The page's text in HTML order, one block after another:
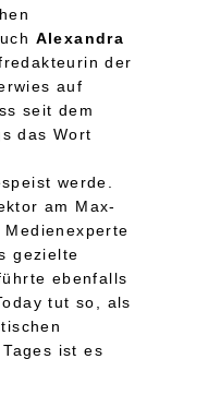
Alexandra
der
auf
seit dem
das Wort
werde.
am Max-
gezielte
ebenfalls
tut so, als
ist es